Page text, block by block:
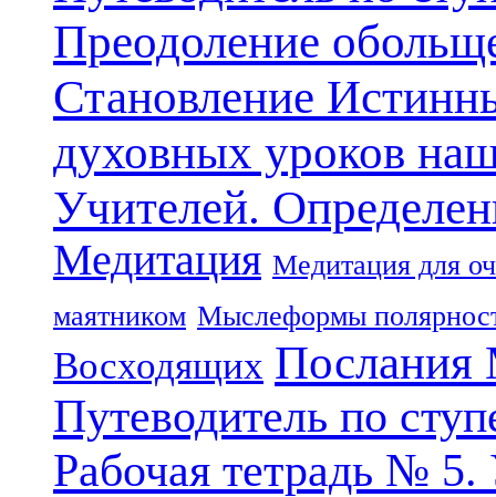
Преодоление
Становление
духовных уроков
Учителей.
Медитация Медитация для
маятником Мыслеформы
Восходящих Послания
Путеводитель по
Рабочая тетрадь №